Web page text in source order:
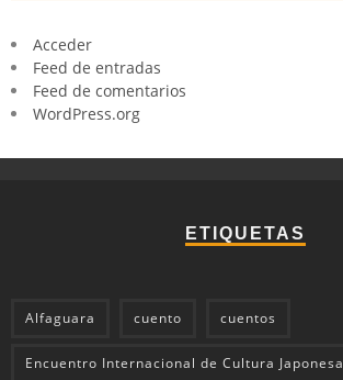
Acceder
Feed de entradas
Feed de comentarios
WordPress.org
ETIQUETAS
Alfaguara cuento cuentos
Encuentro Internacional de Cultura Japonesa